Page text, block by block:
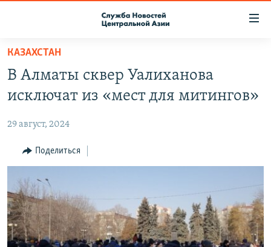
Вернуться
основному
содержанию
навигации
Вернутся
поиску
RFE/RL ДИРЕКТ
НАСТОЯЩЕЕ ВРЕМЯ
КАЗАХСТАН
В Алматы сквер Уалиханова
исключат из «мест для митингов»
29 август, 2024
Поделиться